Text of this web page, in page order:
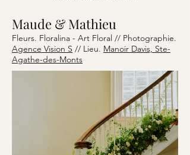
Maude & Mathieu
Fleurs. Floralina - Art Floral // Photographie.
Agence Vision S // Lieu. Manoir Davis, Ste-
Agathe-des-Monts